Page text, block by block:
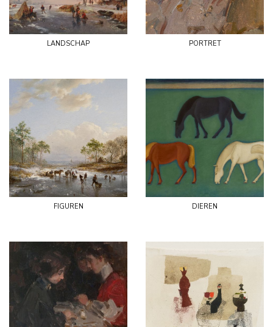
landschap portret
figuren dieren